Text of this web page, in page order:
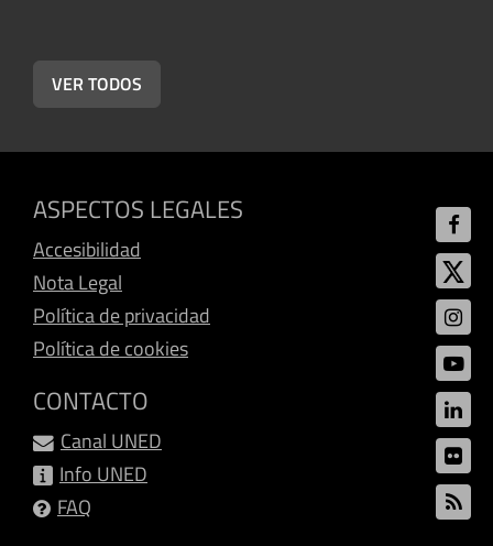
VER TODOS
ASPECTOS LEGALES
Accesibilidad
Nota Legal
Política de privacidad
Política de cookies
CONTACTO
Canal UNED
Info UNED
FAQ